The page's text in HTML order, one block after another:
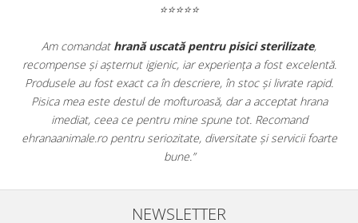
rapid.
foarte
⭐⭐⭐⭐⭐
Apreciez foarte mult faptul că peehranaanimale.ro
doar hrană, ci și produse dinfarmacia veterinară
antiparazitare, suplimente și soluții de îngrijire. Este
comod să pot comanda tot ce am nevoie pentru animalul
dintr-un singur loc. Livrarea a fost rapidă, iar produsele au
originale și în termen. Magazin serios, bine organizat și
pentru orice stăpân de animale.
NEWSLETTER